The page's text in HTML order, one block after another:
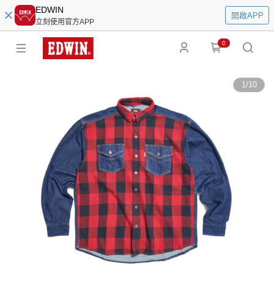
EDWIN
立刻使用官方APP
開啟APP
0
1/10